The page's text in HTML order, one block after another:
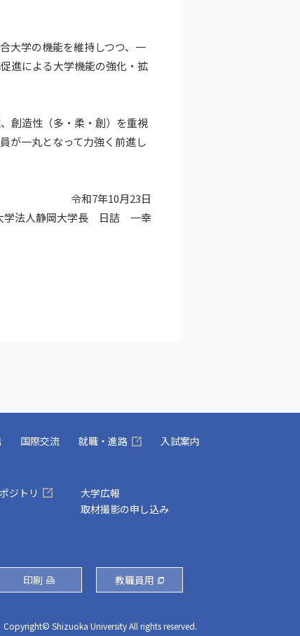
大学の機能を維持しつつ、一
進による大学機能の強化・拡
創造性（多・柔・創）を重視
が一丸となって力強く前進し
令和7年10月23日
学法人静岡大学長 日詰 一幸
国際交流 就職・進路 入試案内
ジトリ
大学広報
取材撮影の申し込み
印刷 教職員用
Copyright© Shizuoka University All rights reserved.